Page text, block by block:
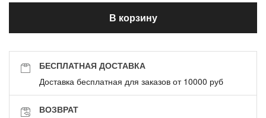
В корзину
БЕСПЛАТНАЯ ДОСТАВКА
Доставка бесплатная для заказов от 10000 руб
ВОЗВРАТ